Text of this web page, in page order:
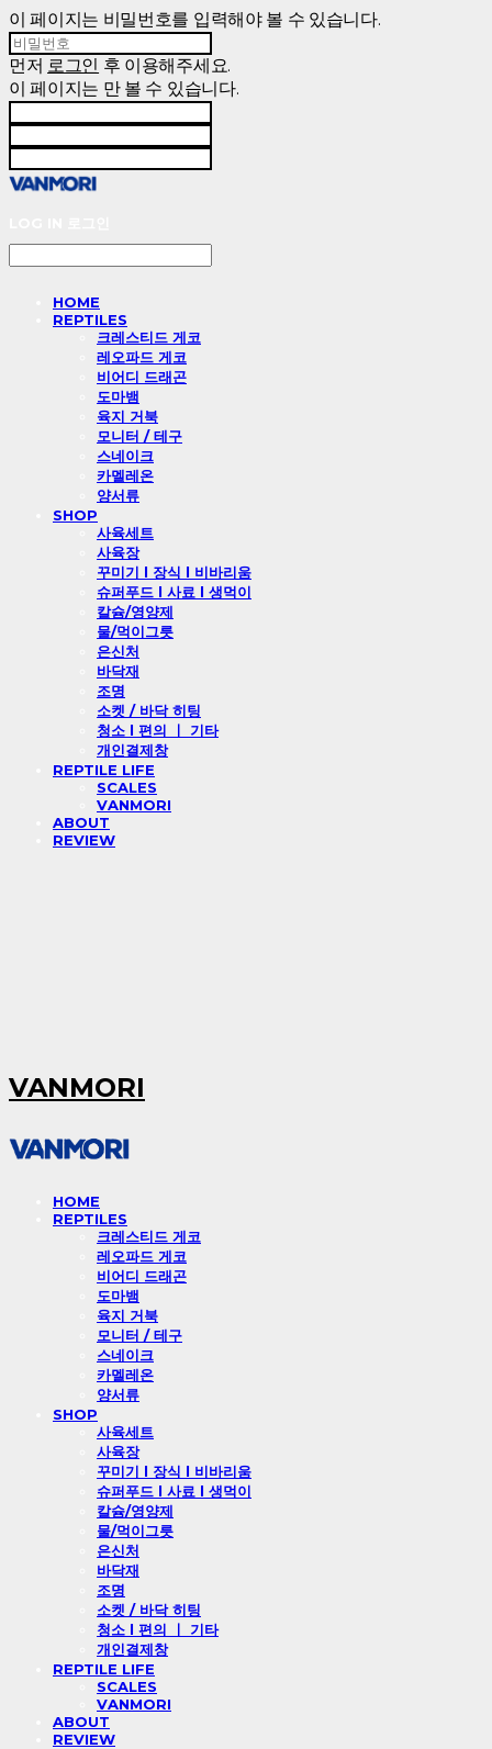
이 페이지는 비밀번호를 입력해야 볼 수 있습니다.
먼저 로그인 후 이용해주세요.
이 페이지는 만 볼 수 있습니다.
HOME
REPTILES
크레스티드 게코
레오파드 게코
비어디 드래곤
도마뱀
육지 거북
모니터 / 테구
스네이크
카멜레온
양서류
SHOP
사육세트
사육장
꾸미기 l 장식 l 비바리움
슈퍼푸드 l 사료 l 생먹이
칼슘/영양제
물/먹이그릇
은신처
바닥재
조명
소켓 / 바닥 히팅
청소 l 편의 ㅣ 기타
개인결제창
REPTILE LIFE
SCALES
VANMORI
ABOUT
REVIEW
VANMORI
HOME
REPTILES
크레스티드 게코
레오파드 게코
비어디 드래곤
도마뱀
육지 거북
모니터 / 테구
스네이크
카멜레온
양서류
SHOP
사육세트
사육장
꾸미기 l 장식 l 비바리움
슈퍼푸드 l 사료 l 생먹이
칼슘/영양제
물/먹이그릇
은신처
바닥재
조명
소켓 / 바닥 히팅
청소 l 편의 ㅣ 기타
개인결제창
REPTILE LIFE
SCALES
VANMORI
ABOUT
REVIEW